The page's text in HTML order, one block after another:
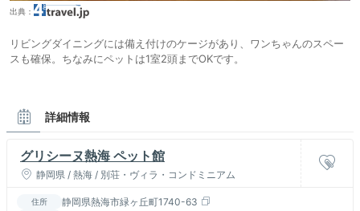
出典：
リビングダイニングには備え付けのケージがあり、ワンちゃんのスペー
スも確保。ちなみにペットは1室2頭までOKです。
詳細情報
グリシーヌ熱海 ペット館
静岡県 / 熱海 / 別荘・ヴィラ・コンドミニアム
住所 静岡県熱海市緑ヶ丘町1740-63